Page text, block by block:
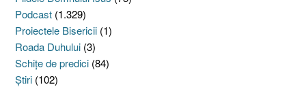
Podcast (1.329)
Proiectele Bisericii (1)
Roada Duhului (3)
Schiţe de predici (84)
Ştiri (102)